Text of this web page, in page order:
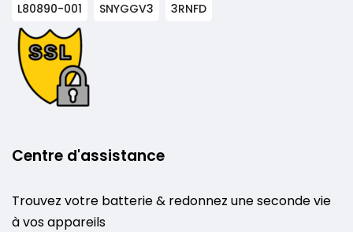
L80890-001
SNYGGV3 3RNFD
Centre d'assistance
Trouvez votre batterie & redonnez une seconde vie
à vos appareils